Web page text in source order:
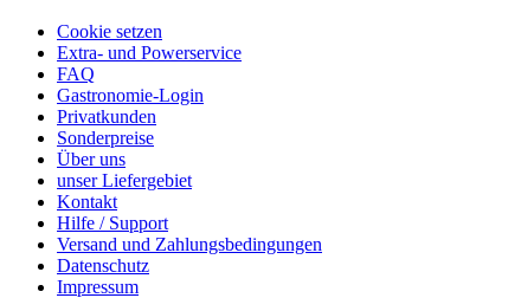
Cookie setzen
Extra- und Powerservice
FAQ
Gastronomie-Login
Privatkunden
Sonderpreise
Über uns
unser Liefergebiet
Kontakt
Hilfe / Support
Versand und Zahlungsbedingungen
Datenschutz
Impressum